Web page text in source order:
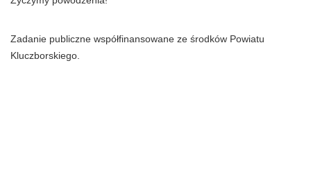
Zadanie publiczne współfinansowane ze środków Powiatu
Kluczborskiego.